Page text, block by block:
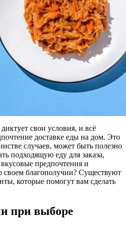
свои условия, и всё
доставке еды на дом. Это
случаев, может быть полезно
подходящую еду для заказа,
предпочтения и
своем благополучии? Существуют
которые помогут вам сделать
при выборе